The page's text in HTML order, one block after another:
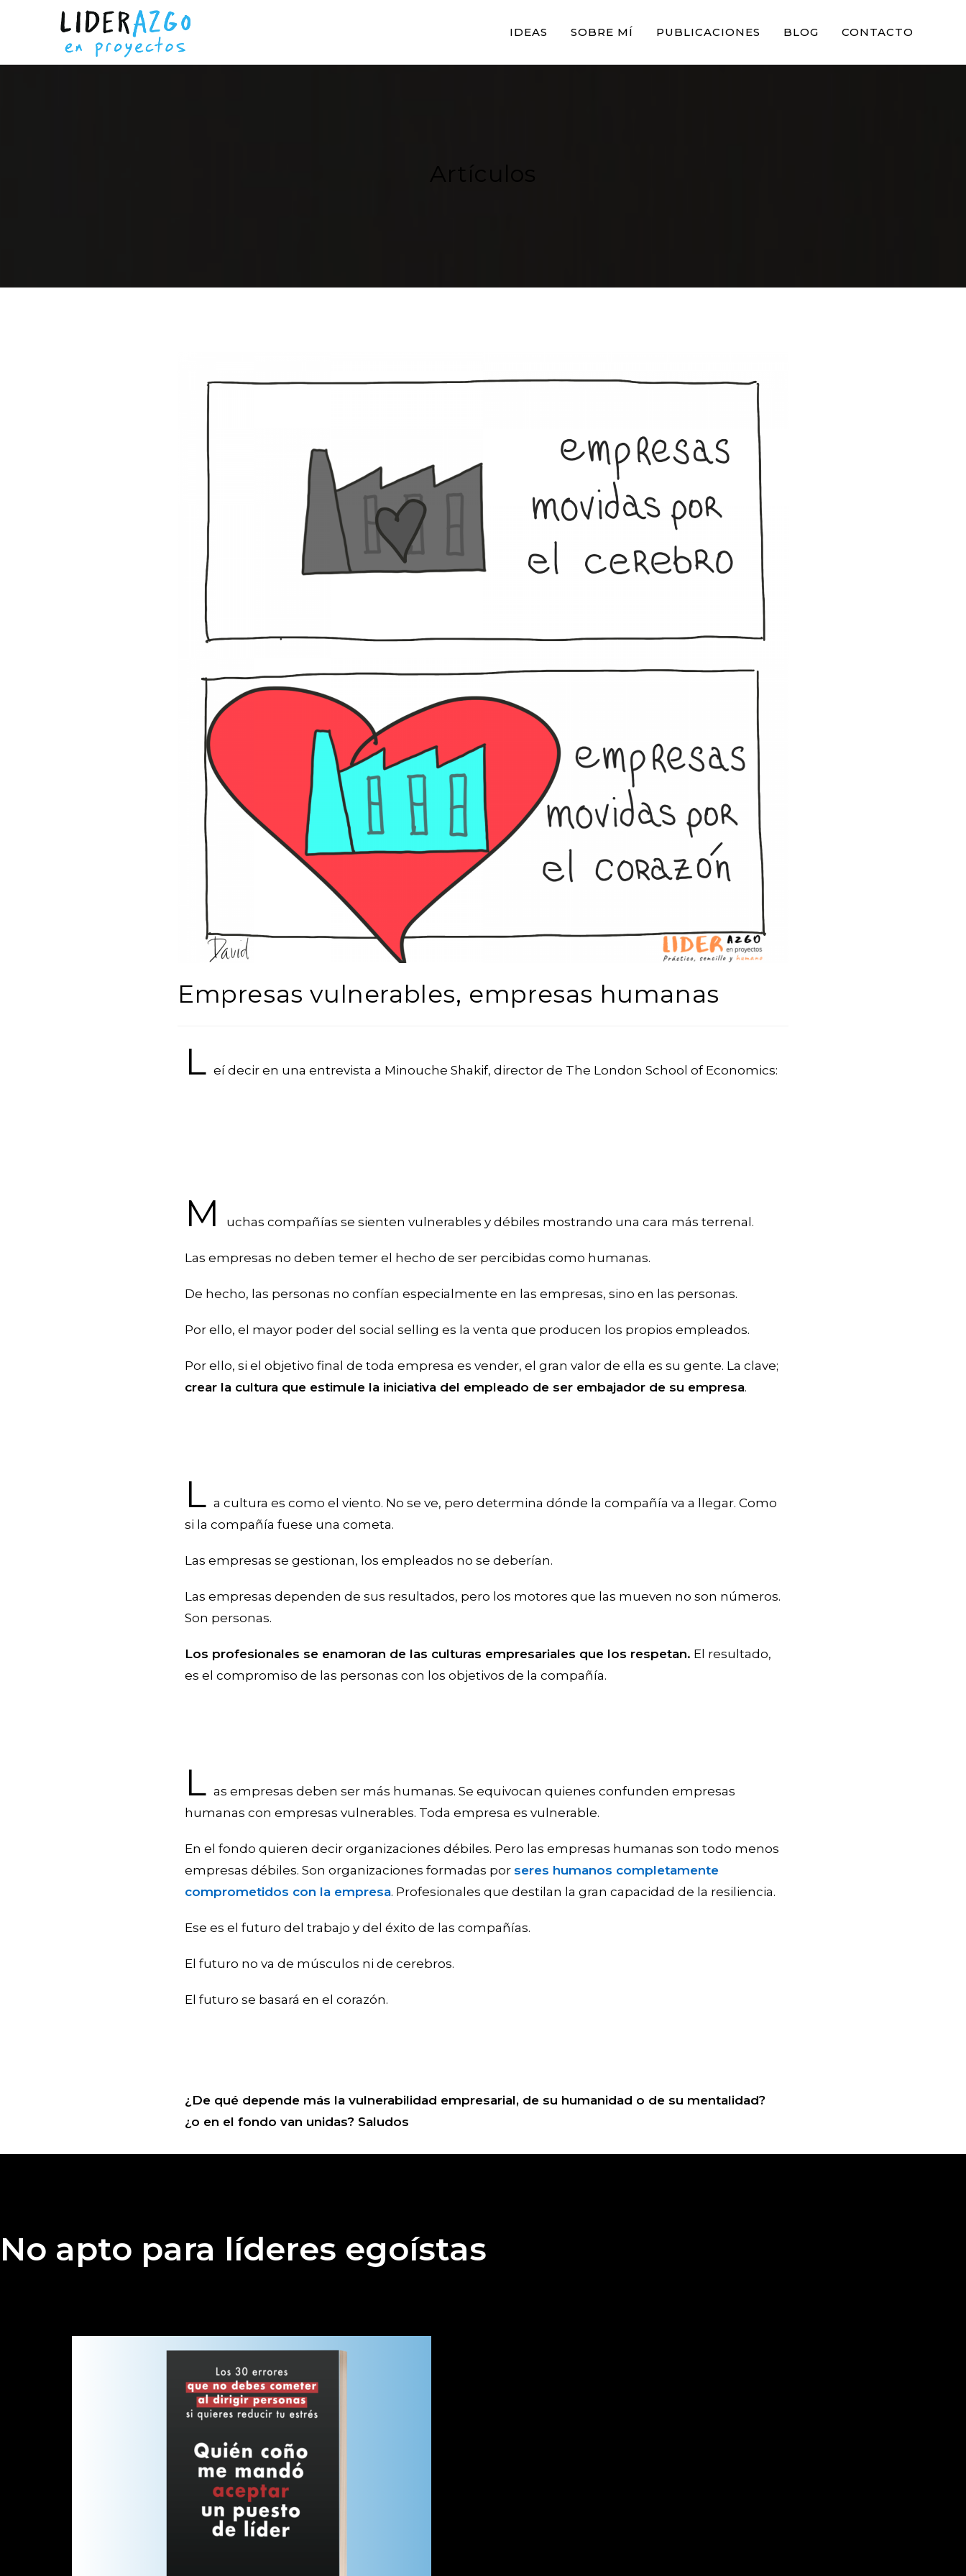
IDEAS SOBRE MÍ PUBLICACIONES BLOG CONTACTO
Empresas vulnerables, empresas humanas
L eí decir en una entrevista a Minouche Shakif, director de The London School of Economics:
M uchas compañías se sienten vulnerables y débiles mostrando una cara más terrenal.
Las empresas no deben temer el hecho de ser percibidas como humanas.
De hecho, las personas no confían especialmente en las empresas, sino en las personas.
Por ello, el mayor poder del social selling es la venta que producen los propios empleados.
Por ello, si el objetivo final de toda empresa es vender, el gran valor de ella es su gente. La clave;
crear la cultura que estimule la iniciativa del empleado de ser embajador de su empresa.
L a cultura es como el viento. No se ve, pero determina dónde la compañía va a llegar. Como
si la compañía fuese una cometa.
Las empresas se gestionan, los empleados no se deberían.
Las empresas dependen de sus resultados, pero los motores que las mueven no son números.
Son personas.
Los profesionales se enamoran de las culturas empresariales que los respetan. El resultado,
es el compromiso de las personas con los objetivos de la compañía.
L as empresas deben ser más humanas. Se equivocan quienes confunden empresas
humanas con empresas vulnerables. Toda empresa es vulnerable.
En el fondo quieren decir organizaciones débiles. Pero las empresas humanas son todo menos
empresas débiles. Son organizaciones formadas por seres humanos completamente
comprometidos con la empresa. Profesionales que destilan la gran capacidad de la resiliencia.
Ese es el futuro del trabajo y del éxito de las compañías.
El futuro no va de músculos ni de cerebros.
El futuro se basará en el corazón.
¿De qué depende más la vulnerabilidad empresarial, de su humanidad o de su mentalidad?
¿o en el fondo van unidas? Saludos
No apto para líderes egoístas